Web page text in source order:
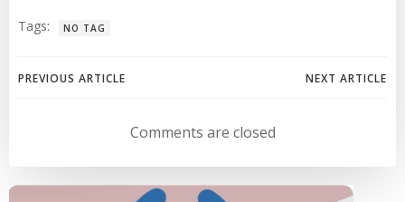
Tags: NO TAG
Navegación
entradas
PREVIOUS ARTICLE
Navegación
de
entradas
NEXT ARTICLE
Comments are closed